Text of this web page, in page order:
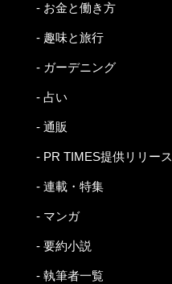
- お金と働き方
- 趣味と旅行
- ガーデニング
- 占い
- 通販
- PR TIMES提供リリース
- 連載・特集
- マンガ
- 要約小説
- 執筆者一覧